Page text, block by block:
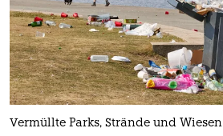
Vermüllte Parks, Strände und Wiesen